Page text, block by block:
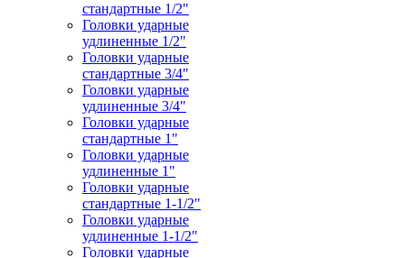
стандартные 1/2"
Головки ударные
удлиненные 1/2"
Головки ударные
стандартные 3/4"
Головки ударные
удлиненные 3/4"
Головки ударные
стандартные 1"
Головки ударные
удлиненные 1"
Головки ударные
стандартные 1-1/2"
Головки ударные
удлиненные 1-1/2"
Головки ударные